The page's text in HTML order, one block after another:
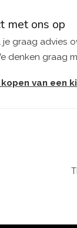
met ons op
graag advies
denken graag
van een